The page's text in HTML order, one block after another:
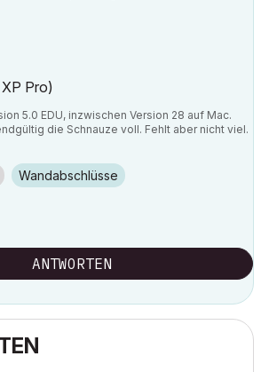
XP Pro)
5.0 EDU, inzwischen Version 28 auf Mac.
die Schnauze voll. Fehlt aber nicht viel.
Wandabschlüsse
ANTWORTEN